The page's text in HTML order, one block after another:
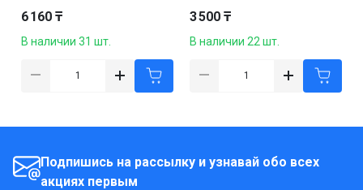
6 160 ₸
В наличии 31 шт.
3 500 ₸
В наличии 22 шт.
Подпишись на рассылку и узнавай обо всех
акциях первым